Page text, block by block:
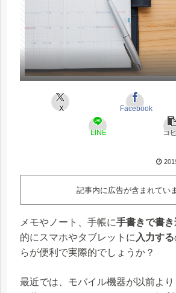
X Facebook
LINE コ
記事内に広告が含まれていま
メモやノート、手帳に手書きで書
的にスマホやタブレットに入力する
らが便利で実際的でしょうか？
最近では、モバイル機器が以前よ